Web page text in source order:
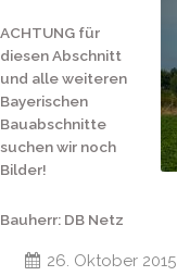
ACHTUNG für
diesen Abschnitt
und alle weiteren
Bayerischen
Bauabschnitte
suchen wir noch
Bilder!
Bauherr: DB Netz
Ausfü...26. Oktober 2015